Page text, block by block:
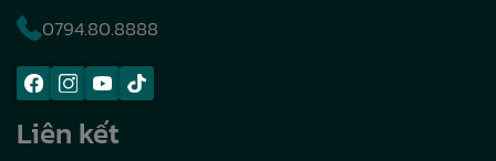
0794.80.8888
Liên kết